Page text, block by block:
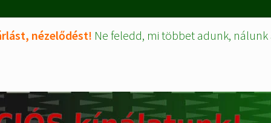
nézelődést! Ne feledd, mi többet adunk,